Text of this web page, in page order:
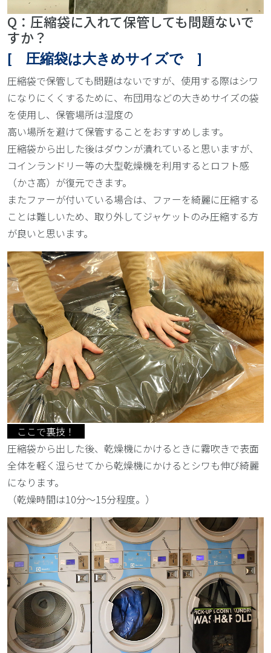
Q：圧縮袋に入れて保管しても問題ないで
すか？
[ 圧縮袋は大きめサイズで ]
圧縮袋で保管しても問題はないですが、使用する際はシワ
になりにくくするために、布団用などの大きめサイズの袋
を使用し、保管場所は湿度の
高い場所を避けて保管することをおすすめします。
圧縮袋から出した後はダウンが潰れていると思いますが、
コインランドリー等の大型乾燥機を利用するとロフト感
（かさ高）が復元できます。
またファーが付いている場合は、ファーを綺麗に圧縮する
ことは難しいため、取り外してジャケットのみ圧縮する方
が良いと思います。
ここで裏技！
圧縮袋から出した後、乾燥機にかけるときに霧吹きで表面
全体を軽く湿らせてから乾燥機にかけるとシワも伸び綺麗
になります。
（乾燥時間は10分～15分程度。）